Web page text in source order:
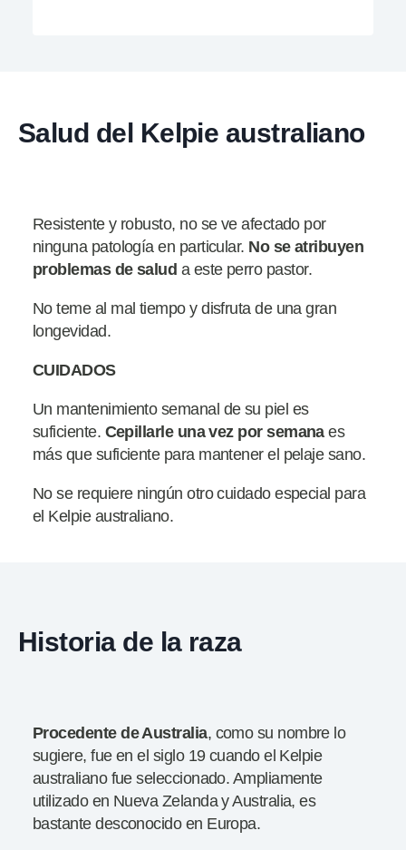
Salud del Kelpie australiano
Resistente y robusto, no se ve afectado por
ninguna patología en particular. No se atribuyen
problemas de salud a este perro pastor.
No teme al mal tiempo y disfruta de una gran
longevidad.
CUIDADOS
Un mantenimiento semanal de su piel es
suficiente. Cepillarle una vez por semanaes
más que suficiente para mantener el pelaje sano.
No se requiere ningún otro cuidado especial para
el Kelpie australiano.
Historia de la raza
Procedente de Australia, como su nombre lo
sugiere, fue en el siglo 19 cuando el Kelpie
australiano fue seleccionado. Ampliamente
utilizado en Nueva Zelanda y Australia, es
bastante desconocido en Europa.